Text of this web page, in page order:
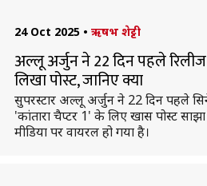
24 Oct 2025 • ऋषभ शेट्टी
अल्लू अर्जुन ने 22 दिन पहले
लिखा पोस्ट, जानिए क्या
सुपरस्टार अल्लू अर्जुन ने 22 दिन पहले
'कांतारा चैप्टर 1' के लिए खास पोस्ट
मीडिया पर वायरल हो गया है।